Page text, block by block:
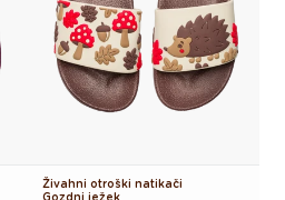
Živahni otroški natikači
Gozdni ježek